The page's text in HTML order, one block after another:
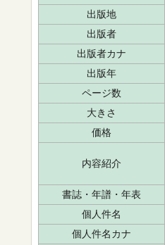
出版地
出版者
出版者カナ
出版年
ページ数
大きさ
価格
内容紹介
書誌・年譜・年表
個人件名
個人件名カナ